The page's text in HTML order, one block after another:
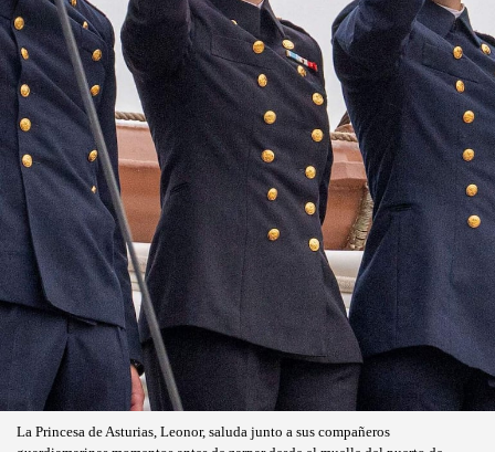
La Princesa de Asturias, Leonor, saluda junto a sus compañeros